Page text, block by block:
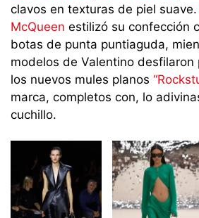
clavos en texturas de piel suave.
McQueen estilizó su confección
botas de punta puntiaguda,
modelos de Valentino desfilaron
los nuevos mules planos
marca, completos con, lo
cuchillo.